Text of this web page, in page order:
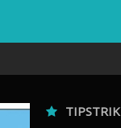
TIPSTRIK